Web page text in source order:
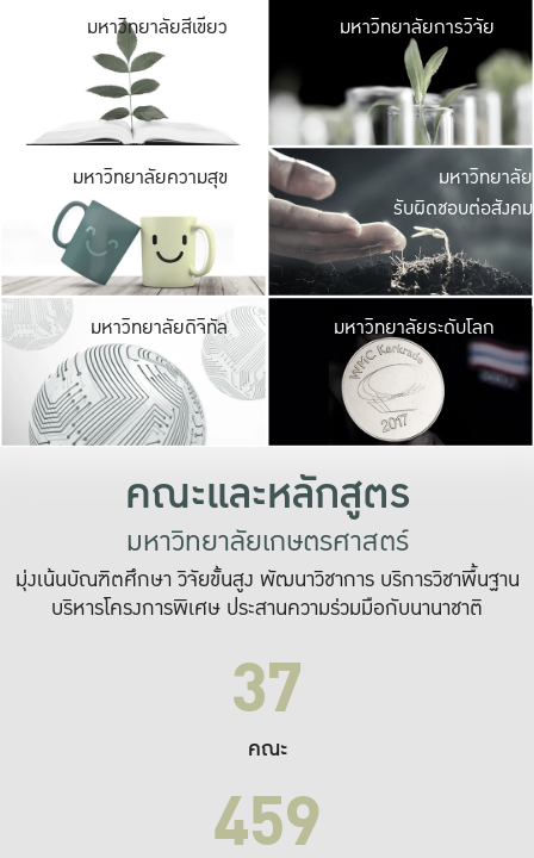
มหาวิทยาลัยสีเขียว มหาวิ
มีพื้นที่เขียวสดใส
เป็นป่าในเมือง เกษต
มหาวิทยาลัยการวิจัย
มหาวิทยาลัยความสุข มหาวิ
ค
เปิดประ
และพบเรื่องราวใ
มหาวิทยาลัย
รับผิดชอบต่อสังคม
มหาวิทยาลัยดิจิทัล มหาวิ
เปลี่ยนแปลง แล
เพื่อทำง
ระบบสารสนเทศ
มหาวิทยาลัยระดับโลก
คณะและหลักสูตร
มหาวิทยาลัยเกษตรศาสตร์
มุ่งเน้นบัณฑิตศึกษา วิจัยขั้นสูง พัฒนาวิชาการ บริการวิชาพื้นฐาน
บริหารโครงการพิเศษ ประสานความร่วมมือกับนานาชาติ
37
คณะ
459